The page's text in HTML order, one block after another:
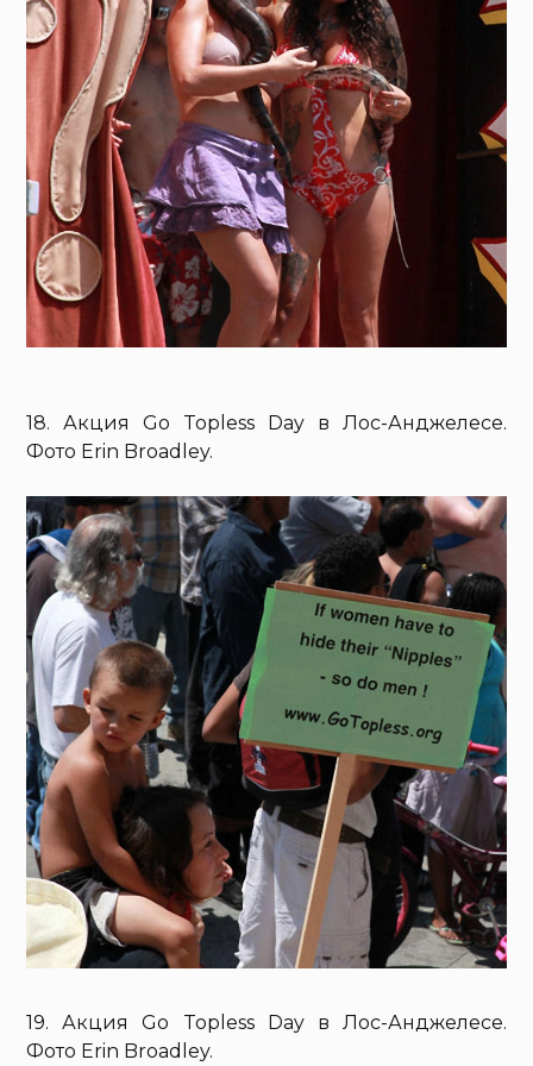
18. Акция Go Topless Day в Лос-Анджелесе.
Фото Erin Broadley.
19. Акция Go Topless Day в Лос-Анджелесе.
Фото Erin Broadley.